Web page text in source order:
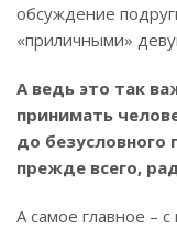
обсуждение
«приличными»
А ведь это так
принимать
до безусловного
прежде всего,
А самое главное –